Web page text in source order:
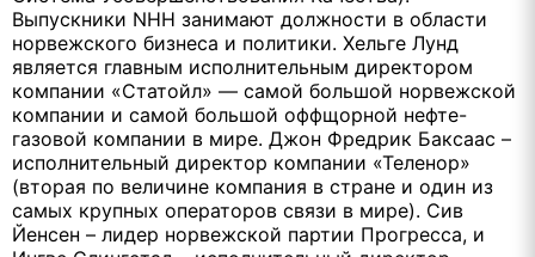
Выпускники NHH занимают должности в области
норвежского бизнеса и политики. Хельге Лунд
является главным исполнительным директором
компании «Статойл» — самой большой норвежской
компании и самой большой оффщорной нефте-
газовой компании в мире. Джон Фредрик Баксаас –
исполнительный директор компании «Теленор»
(вторая по величине компания в стране и один из
самых крупных операторов связи в мире). Сив
Йенсен – лидер норвежской партии Прогресса, и